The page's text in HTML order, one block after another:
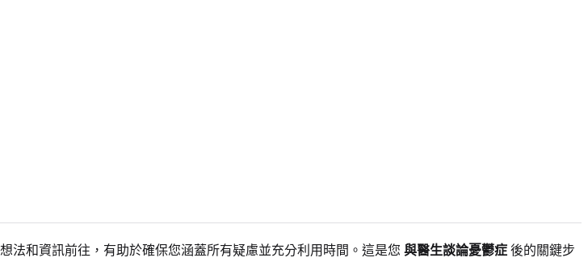
法和資訊前往，有助於確保您涵蓋所有疑慮並充分利用時間。這是您 與醫生談論憂鬱症 後的關鍵步